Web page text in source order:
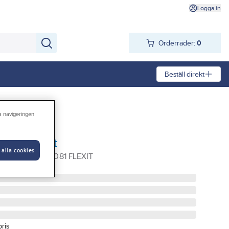
Logga in
Orderrader: 0
Beställ direkt
RG, Flexit
L:350MM 400081 FLEXIT
navigeringen
alla cookies